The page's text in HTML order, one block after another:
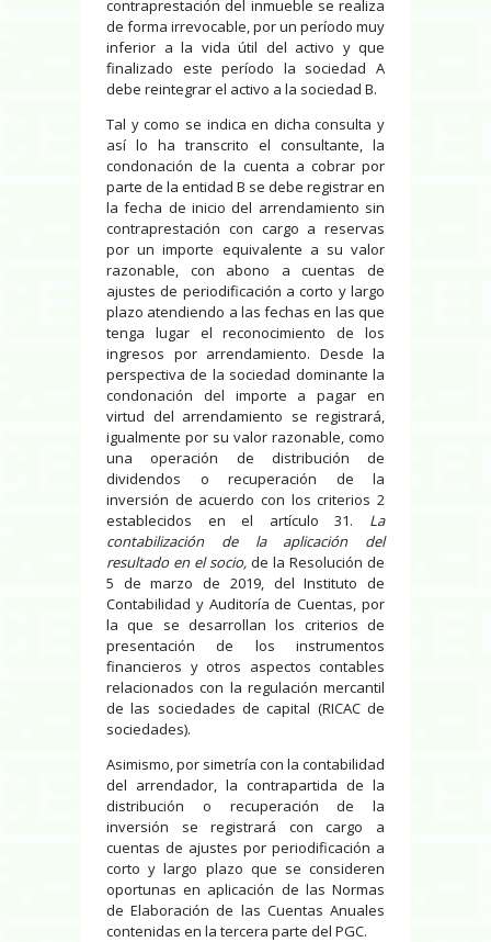
contraprestación del inmueble se realiza
de forma irrevocable, por un período muy
inferior a la vida útil del activo y que
finalizado este período la sociedad A
debe reintegrar el activo a la sociedad B.
Tal y como se indica en dicha consulta y
así lo ha transcrito el consultante, la
condonación de la cuenta a cobrar por
parte de la entidad B se debe registrar en
la fecha de inicio del arrendamiento sin
contraprestación con cargo a reservas
por un importe equivalente a su valor
razonable, con abono a cuentas de
ajustes de periodificación a corto y largo
plazo atendiendo a las fechas en las que
tenga lugar el reconocimiento de los
ingresos por arrendamiento. Desde la
perspectiva de la sociedad dominante la
condonación del importe a pagar en
virtud del arrendamiento se registrará,
igualmente por su valor razonable, como
una operación de distribución de
dividendos o recuperación de la
inversión de acuerdo con los criterios 2
establecidos en el artículo 31. La
contabilización de la aplicación del
resultado en el socio, de la Resolución de
5 de marzo de 2019, del Instituto de
Contabilidad y Auditoría de Cuentas, por
la que se desarrollan los criterios de
presentación de los instrumentos
financieros y otros aspectos contables
relacionados con la regulación mercantil
de las sociedades de capital (RICAC de
sociedades).
Asimismo, por simetría con la contabilidad
del arrendador, la contrapartida de la
distribución o recuperación de la
inversión se registrará con cargo a
cuentas de ajustes por periodificación a
corto y largo plazo que se consideren
oportunas en aplicación de las Normas
de Elaboración de las Cuentas Anuales
contenidas en la tercera parte del PGC.